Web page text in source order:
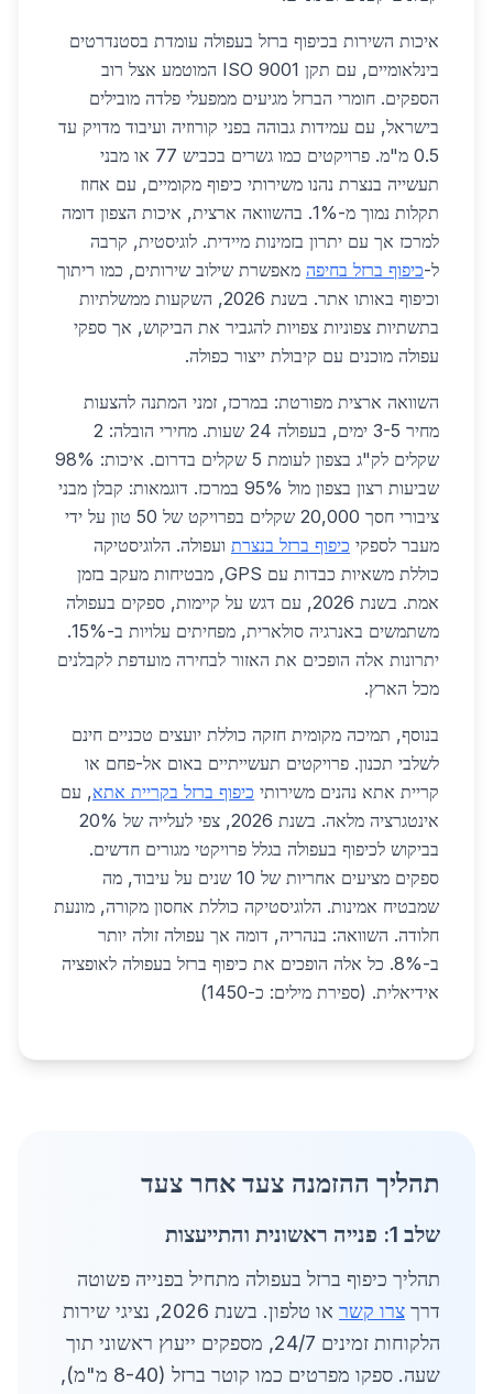
איכות השירות בכיפוף ברזל בעפולה עומדת בסטנדרטים
בינלאומיים, עם תקן ISO 9001 המוטמע אצל רוב
הספקים. חומרי הברזל מגיעים ממפעלי פלדה מובילים
בישראל, עם עמידות גבוהה בפני קורוזיה ועיבוד מדויק עד
0.5 מ"מ. פרויקטים כמו גשרים בכביש 77 או מבני
תעשייה בנצרת נהנו משירותי כיפוף מקומיים, עם אחוז
תקלות נמוך מ-1%. בהשוואה ארצית, איכות הצפון דומה
למרכז אך עם יתרון בזמינות מיידית. לוגיסטית, קרבה
ל-כיפוף ברזל בחיפה מאפשרת שילוב שירותים, כמו ריתוך
וכיפוף באותו אתר. בשנת 2026, השקעות ממשלתיות
בתשתיות צפוניות צפויות להגביר את הביקוש, אך ספקי
עפולה מוכנים עם קיבולת ייצור כפולה.
השוואה ארצית מפורטת: במרכז, זמני המתנה להצעות
מחיר 3-5 ימים, בעפולה 24 שעות. מחירי הובלה: 2
שקלים לק"ג בצפון לעומת 5 שקלים בדרום. איכות: 98%
שביעות רצון בצפון מול 95% במרכז. דוגמאות: קבלן מבני
ציבורי חסך 20,000 שקלים בפרויקט של 50 טון על ידי
מעבר לספקי כיפוף ברזל בנצרת ועפולה. הלוגיסטיקה
כוללת משאיות כבדות עם GPS, מבטיחות מעקב בזמן
אמת. בשנת 2026, עם דגש על קיימות, ספקים בעפולה
משתמשים באנרגיה סולארית, מפחיתים עלויות ב-15%.
יתרונות אלה הופכים את האזור לבחירה מועדפת לקבלנים
מכל הארץ.
בנוסף, תמיכה מקומית חזקה כוללת יועצים טכניים חינם
לשלבי תכנון. פרויקטים תעשייתיים באום אל-פחם או
קריית אתא נהנים משירותי כיפוף ברזל בקריית אתא, עם
אינטגרציה מלאה. בשנת 2026, צפי לעלייה של 20%
בביקוש לכיפוף בעפולה בגלל פרויקטי מגורים חדשים.
ספקים מציעים אחריות של 10 שנים על עיבוד, מה
שמבטיח אמינות. הלוגיסטיקה כוללת אחסון מקורה, מונעת
חלודה. השוואה: בנהריה, דומה אך עפולה זולה יותר
ב-8%. כל אלה הופכים את כיפוף ברזל בעפולה לאופציה
אידיאלית. (ספירת מילים: כ-1450)
תהליך ההזמנה צעד אחר צעד
שלב 1: פנייה ראשונית והתייעצות
תהליך כיפוף ברזל בעפולה מתחיל בפנייה פשוטה
דרך צרו קשר
או טלפון. בשנת 2026, נציגי שירות
הלקוחות זמינים 24/7, מספקים ייעוץ ראשוני תוך
שעה. ספקו מפרטים כמו קוטר ברזל (8-40 מ"מ),